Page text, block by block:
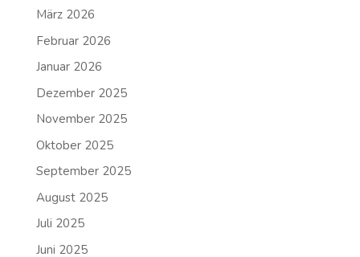
März 2026
Februar 2026
Januar 2026
Dezember 2025
November 2025
Oktober 2025
September 2025
August 2025
Juli 2025
Juni 2025